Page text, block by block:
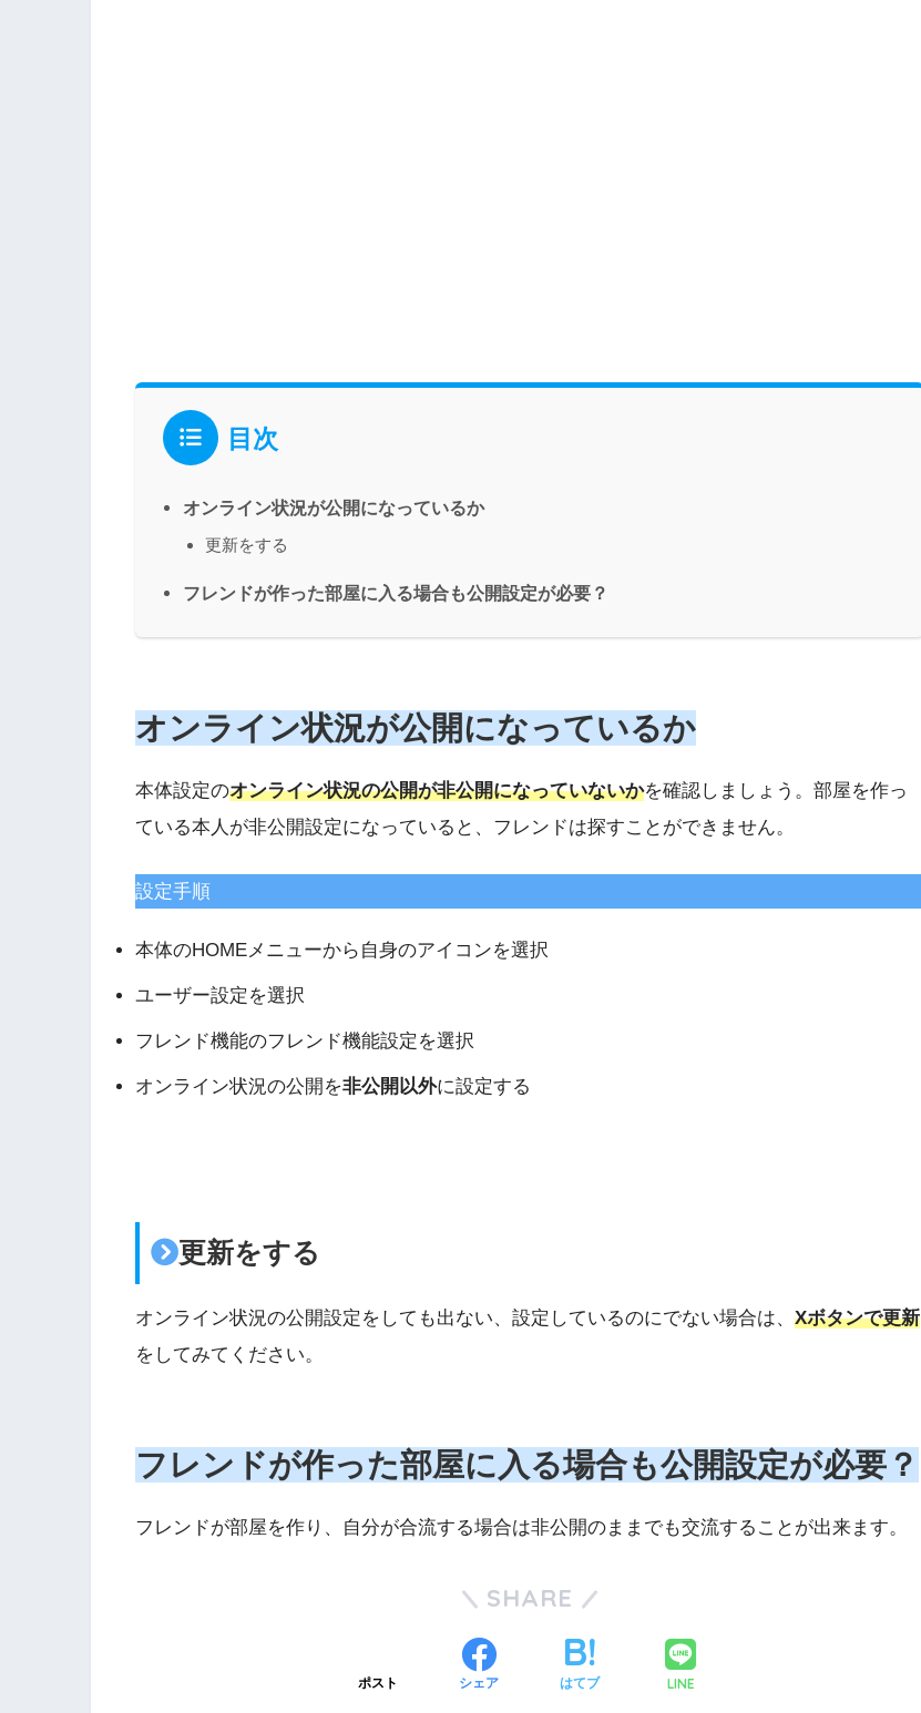
目次
オンライン状況が公開になっているか
更新をする
フレンドが作った部屋に入る場合も公開設定が必要？
オンライン状況が公開になっているか
本体設定のオンライン状況の公開が非公開になっていないかを確認しましょう。部屋を作っ
ている本人が非公開設定になっていると、フレンドは探すことができません。
設定手順
本体のHOMEメニューから自身のアイコンを選択
ユーザー設定を選択
フレンド機能のフレンド機能設定を選択
オンライン状況の公開を非公開以外に設定する
更新をする
オンライン状況の公開設定をしても出ない、設定しているのにでない場合は、 Xボタンで更新
をしてみてください。
フレンドが作った部屋に入る場合も公開設定が必要？
フレンドが部屋を作り、自分が合流する場合は非公開のままでも交流することが出来ます。
SHARE
ポスト シェア はてブ LINE